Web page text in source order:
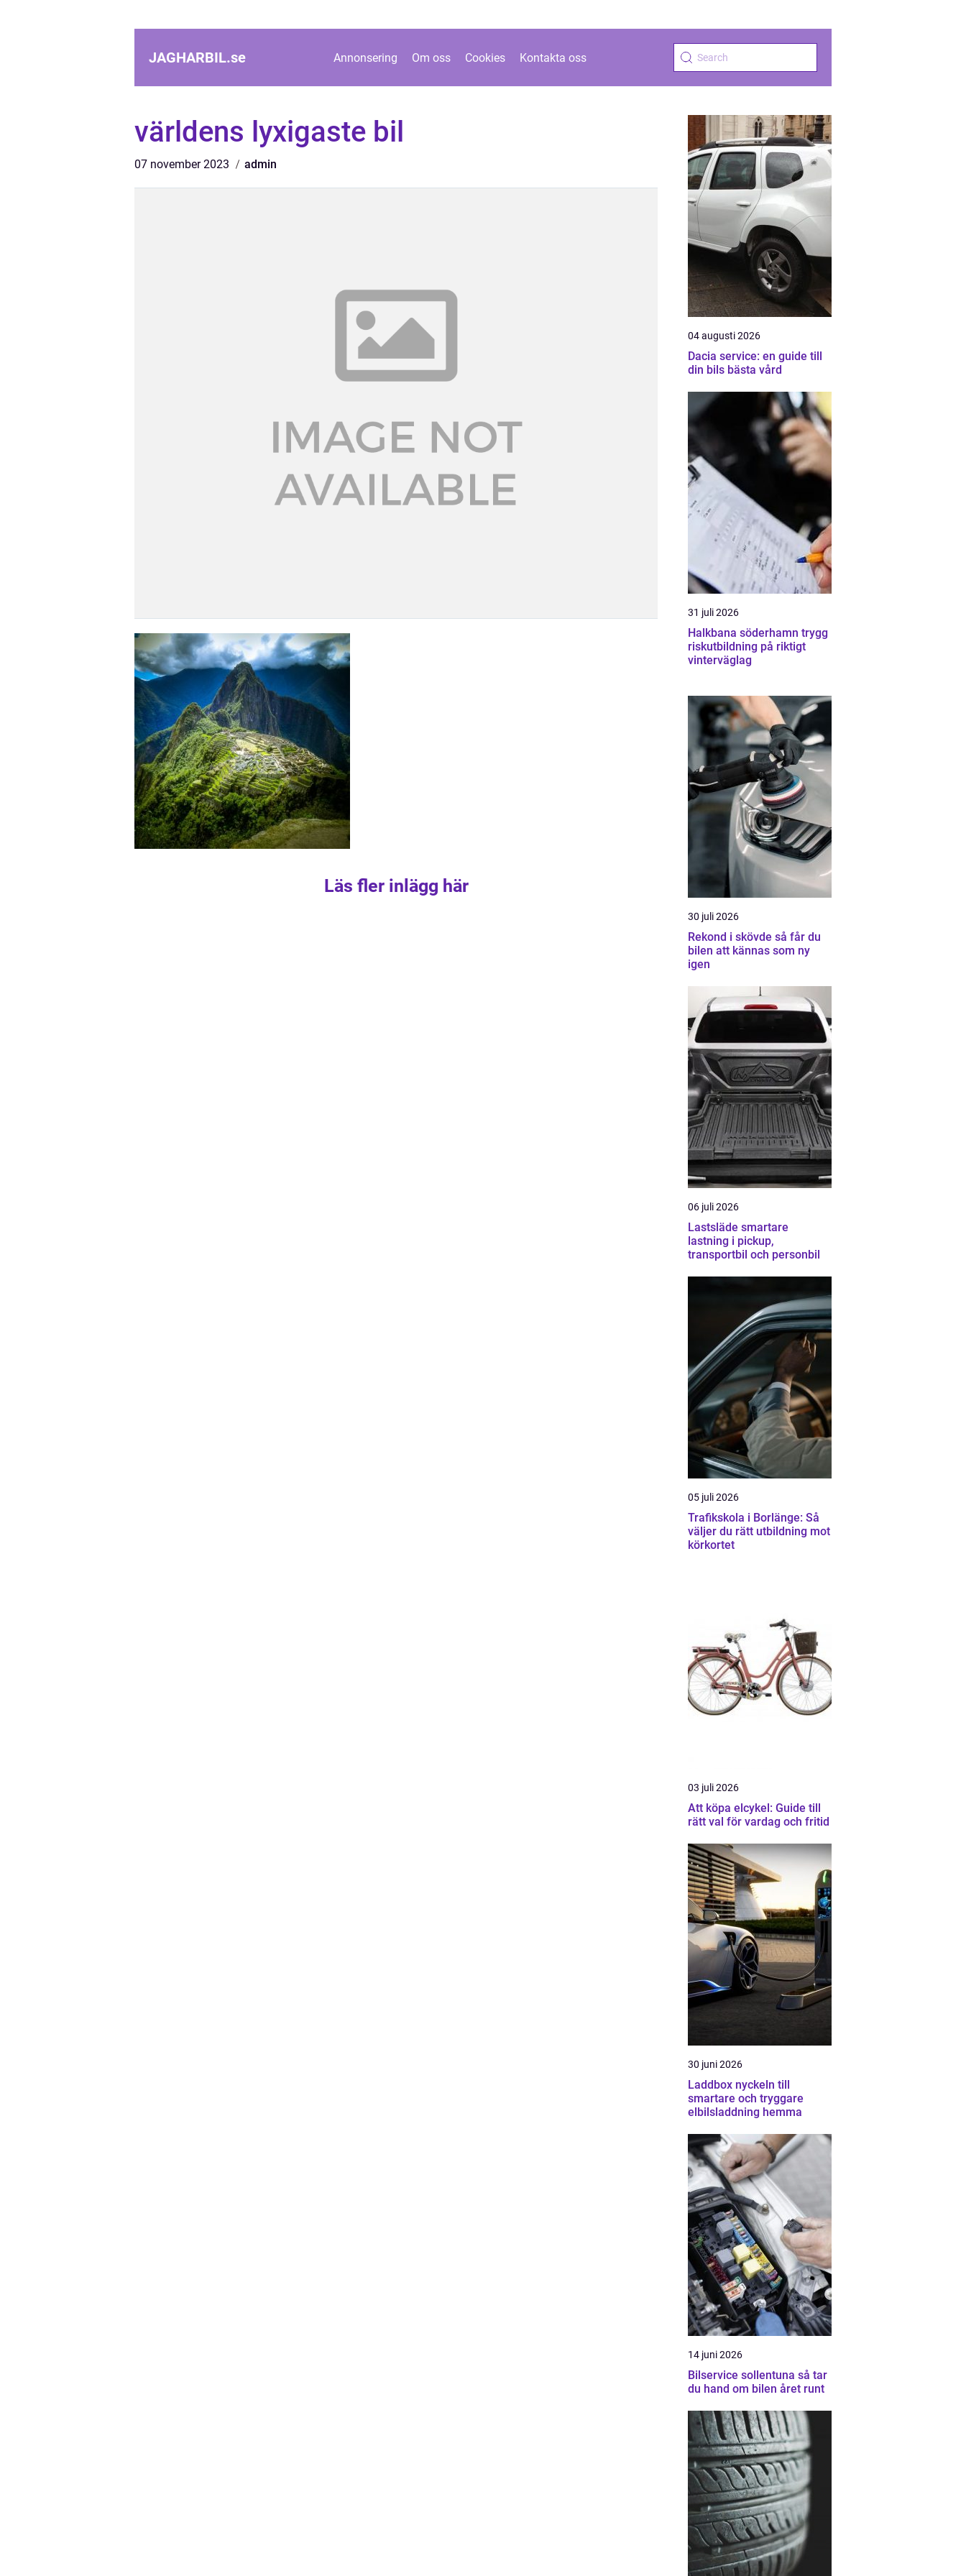
JAGHARBIL.se Annonsering Om oss Cookies Kontakta oss
världens lyxigaste bil
07 november 2023 admin
Läs fler inlägg här
04 augusti 2026
Dacia service: en guide till
din bils bästa vård
31 juli 2026
Halkbana söderhamn trygg
riskutbildning på riktigt
vinterväglag
30 juli 2026
Rekond i skövde så får du
bilen att kännas som ny
igen
06 juli 2026
Lastsläde smartare
lastning i pickup,
transportbil och personbil
05 juli 2026
Trafikskola i Borlänge: Så
väljer du rätt utbildning mot
körkortet
03 juli 2026
Att köpa elcykel: Guide till
rätt val för vardag och fritid
30 juni 2026
Laddbox nyckeln till
smartare och tryggare
elbilsladdning hemma
14 juni 2026
Bilservice sollentuna så tar
du hand om bilen året runt